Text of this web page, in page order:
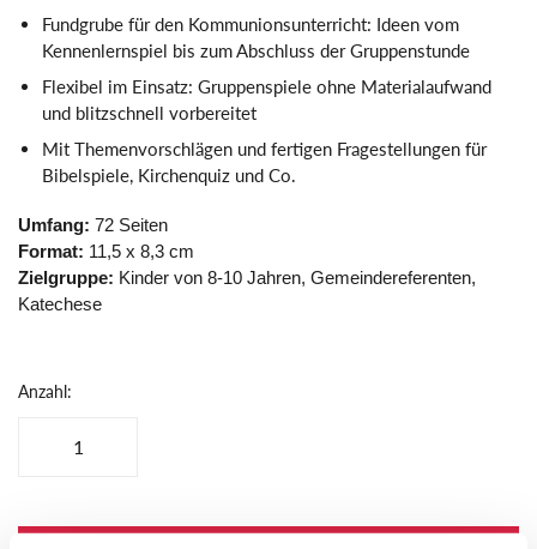
Fundgrube für den Kommunionsunterricht: Ideen vom
Kennenlernspiel bis zum Abschluss der Gruppenstunde
Flexibel im Einsatz: Gruppenspiele ohne Materialaufwand
und blitzschnell vorbereitet
Mit Themenvorschlägen und fertigen Fragestellungen für
Bibelspiele, Kirchenquiz und Co.
Umfang: 72 Seiten
Format: 11,5 x 8,3 cm
Zielgruppe: Kinder von 8-10 Jahren, Gemeindereferenten,
Katechese
Anzahl: